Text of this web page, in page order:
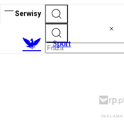
Serwisy
Sport